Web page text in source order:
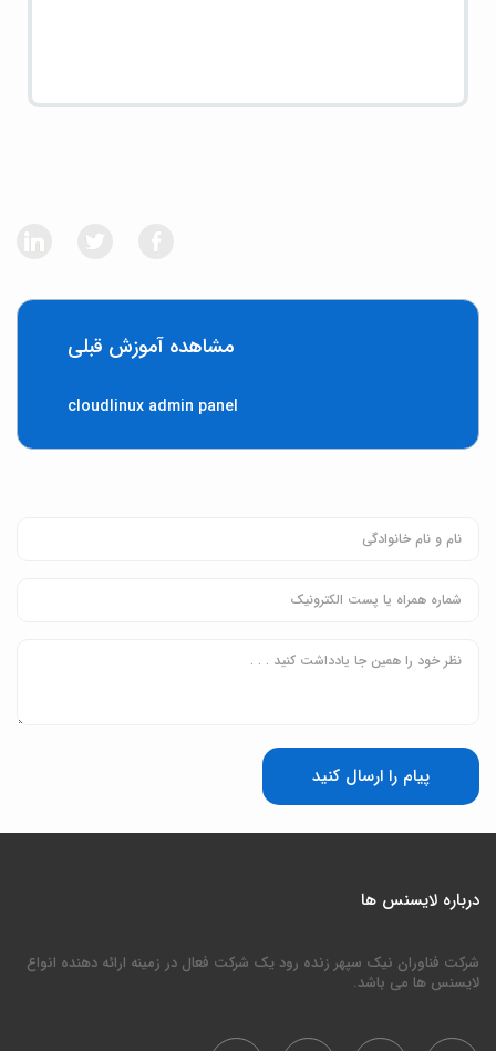
مشاهده آموزش قبلی
cloudlinux admin panel
پیام را ارسال کنید
درباره لایسنس ها
شرکت فناوران نیک سپهر زنده رود یک شرکت فعال در زمینه ارائه دهنده انواع
لایسنس ها می باشد.